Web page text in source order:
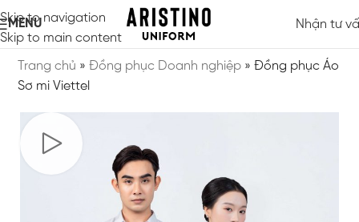
Skip to navigation
Skip to main content
MENU Nhận tư
Trang chủ »Đồng phục Doanh nghiệp »Đồng phục Áo
Sơ mi Viettel